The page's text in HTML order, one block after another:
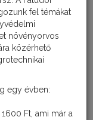
fel témákat
növényorvos
közérhető
egy évben:
Ft, ami már a